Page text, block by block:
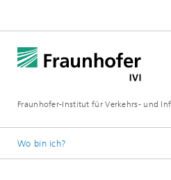
Fraunhofer-Institut für Verkehrs- und
Wo bin ich?